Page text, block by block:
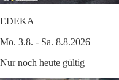
EDEKA
Mo. 3.8. - Sa. 8.8.2026
Nur noch heute gültig